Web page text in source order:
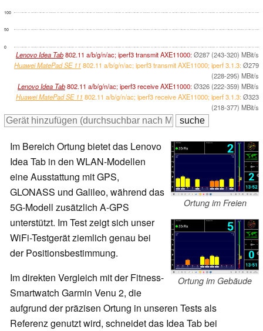
0
50
100
Lenovo Idea Tab802.11 a/b/g/n/ac; iperf3 transmit AXE11000:Ø287 (243-320) MBit/s
Huawei MatePad SE 11 802.11 a/b/g/n/ac; iperf3 transmit AXE11000; iperf 3.1.3:Ø279
(228-295) MBit/s
Lenovo Idea Tab802.11 a/b/g/n/ac; iperf3 receive AXE11000:Ø326 (222-359) MBit/s
Huawei MatePad SE 11 802.11 a/b/g/n/ac; iperf3 receive AXE11000; iperf 3.1.3:Ø323
(218-377) MBit/s
Ortung im Freien
Ortung im Gebäude
Im Bereich Ortung bietet das Lenovo
Idea Tab in den WLAN-Modellen
eine Ausstattung mit GPS,
GLONASS und Galileo, während das
5G-Modell zusätzlich A-GPS
unterstützt. Im Test zeigt sich unser
WiFi-Testgerät ziemlich genau bei
der Positionsbestimmung.
Im direkten Vergleich mit der Fitness-
Smartwatch Garmin Venu 2, die
aufgrund der präzisen Ortung in unseren Tests als
Referenz genutzt wird, schneidet das Idea Tab bei